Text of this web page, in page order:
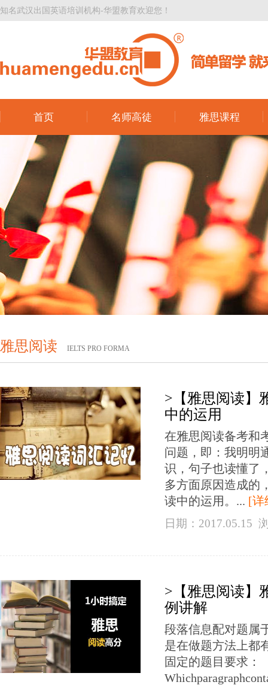
知名武汉出国英语培训机构-华盟教育欢迎您！
首页 名师高徒 雅思课程
雅思阅读 IELTS PRO FORMA
>【雅思阅读
中的运用
在雅思阅读备考和
问题，即：我明明
识，句子也读懂了
多方面原因造成的
读中的运用。... [详
日期：2017.05.15
>【雅思阅读】
例讲解
段落信息配对题属
是在做题方法上都
固定的题目要求：